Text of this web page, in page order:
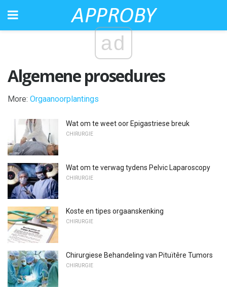
ad
Algemene prosedures
More: Orgaanoorplantings
Wat om te weet oor Epigastriese breuk
CHIRURGIE
Wat om te verwag tydens Pelvic Laparoscopy
CHIRURGIE
Koste en tipes orgaanskenking
CHIRURGIE
Chirurgiese Behandeling van Pituïtêre Tumors
CHIRURGIE